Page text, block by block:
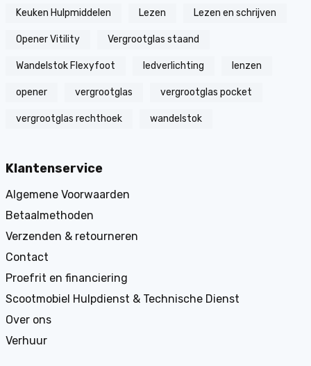
Keuken Hulpmiddelen Lezen Lezen en schrijven
Opener Vitility Vergrootglas staand
Wandelstok Flexyfoot ledverlichting lenzen
opener vergrootglas vergrootglas pocket
vergrootglas rechthoek wandelstok
Klantenservice
Algemene Voorwaarden
Betaalmethoden
Verzenden & retourneren
Contact
Proefrit en financiering
Scootmobiel Hulpdienst & Technische Dienst
Over ons
Verhuur